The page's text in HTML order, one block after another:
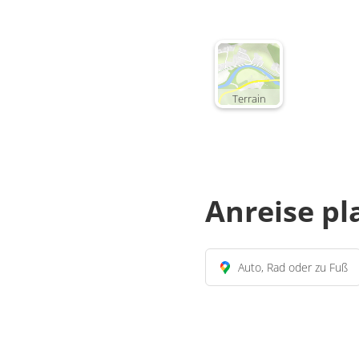
Terrain
Anreise
Auto, Rad oder zu Fuß